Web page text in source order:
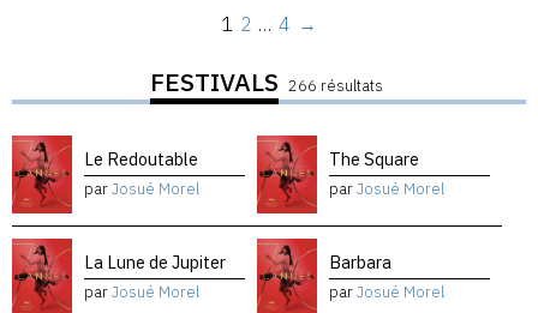
1 2 … 4 →
FESTIVALS 266 résultats
Le Redoutable
parJosué Morel
The Square
parJosué Morel
La Lune de Jupiter
parJosué Morel
Barbara
parJosué Morel